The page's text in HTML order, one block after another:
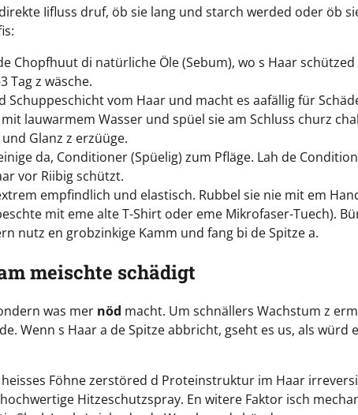
Iifluss druf, öb sie lang und starch werded oder öb
Chopfhuut di natürliche Öle (Sebum), wo s Haar
Tag z wäsche.
Schuppeschicht vom Haar und macht es aafällig für
lauwarmem Wasser und spüel sie am Schluss churz
Glanz z erzüüge.
da, Conditioner (Spüelig) zum Pfläge. Lah de
vor Riibig schützt.
empfindlich und elastisch. Rubbel sie nie mit em
mit eme alte T-Shirt oder eme Mikrofaser-Tuech).
nutz en grobzinkige Kamm und fang bi de Spitze a.
meischte schädigt
was mer nöd macht. Um schnällers Wachstum z
Wenn s Haar a de Spitze abbricht, gseht es us, als würd
Föhne zerstöred d Proteinstruktur im Haar
Hitzeschutzspray. En witere Faktor isch